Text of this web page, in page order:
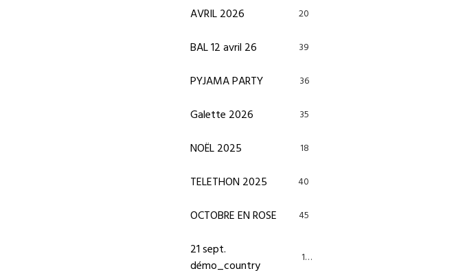
AVRIL 2026 20
BAL 12 avril 26 39
PYJAMA PARTY 36
Galette 2026 35
NOËL 2025 18
TELETHON 2025 40
OCTOBRE EN ROSE 45
21 sept.
démo_country
13